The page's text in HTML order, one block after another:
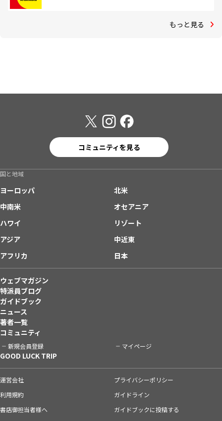
もっと見る
コミュニティを見る
国と地域
ヨーロッパ
北米
中南米
オセアニア
ハワイ
リゾート
アジア
中近東
アフリカ
日本
ウェブマガジン
特派員ブログ
ガイドブック
ニュース
著者一覧
コミュニティ
新規会員登録 マイページ
GOOD LUCK TRIP
運営会社
プライバシーポリシー
利用規約
ガイドライン
書店御担当者様へ
ガイドブックに投稿する